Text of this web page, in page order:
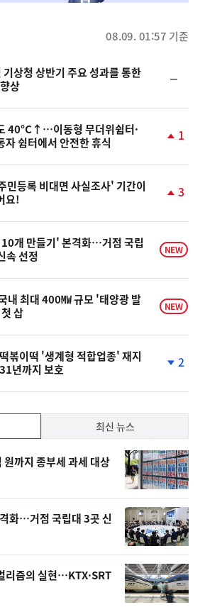
08.09. 01:57 기준
상청 상반기 주요 성과를 통한
상
일
40°C↑…이동형 무더위쉼터·
자 쉼터에서 안전한 휴식
상
1
민등록 비대면 사실조사' 기간이
요!
상
승
3
개 만들기' 본격화…거점 국립
속 선정
NEW
내 최대 400㎿ 규모 '태양광 발
삽
NEW
볶이떡 '생계형 적합업종' 재지
년까지 보호
하
락
2
최신 뉴스
까지 종부세 과세 대상
화…거점 국립대 3곳 신
리즘의 실현…KTX·SRT